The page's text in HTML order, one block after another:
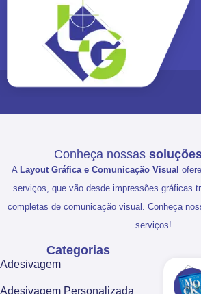
Conheça nossas
A Layout Gráfica e Comunicação Visual
serviços, que vão desde impressões gráficas
completas de comunicação visual. Conheça
serviços!
Categorias
Adesivagem
Adesivagem Personalizada